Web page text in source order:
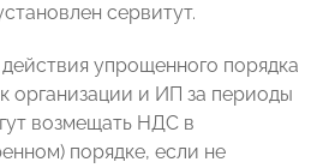
сервитут.
упрощенного порядка
организации и ИП за периоды
возмещать НДС в
порядке, если не